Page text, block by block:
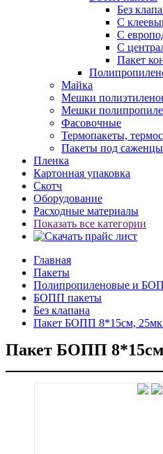
Без
С
С
С
Пакет
Майка
Мешки
Мешки
Фасовочные
Термопакеты,
Пакеты под саженцы
Пленка
Картонная упаковка
Скотч
Оборудование
Расходные материалы
Показать все категории
Главная
Пакеты
Полипропиленовые и
БОПП пакеты
Без клапана
Пакет БОПП 8*15см,
Пакет БОПП